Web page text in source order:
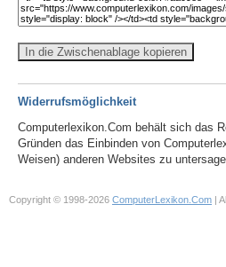
In die Zwischenablage kopieren
Widerrufsmöglichkeit
Computerlexikon.Com behält sich das
Gründen das Einbinden von
Weisen) anderen Websites zu
Copyright © 1998-2026 ComputerLexikon.Com |